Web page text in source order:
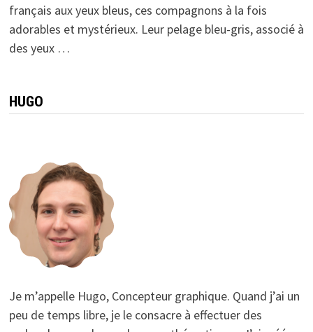
français aux yeux bleus, ces compagnons à la fois
adorables et mystérieux. Leur pelage bleu-gris, associé à
des yeux …
HUGO
Je m’appelle Hugo, Concepteur graphique. Quand j’ai un
peu de temps libre, je le consacre à effectuer des